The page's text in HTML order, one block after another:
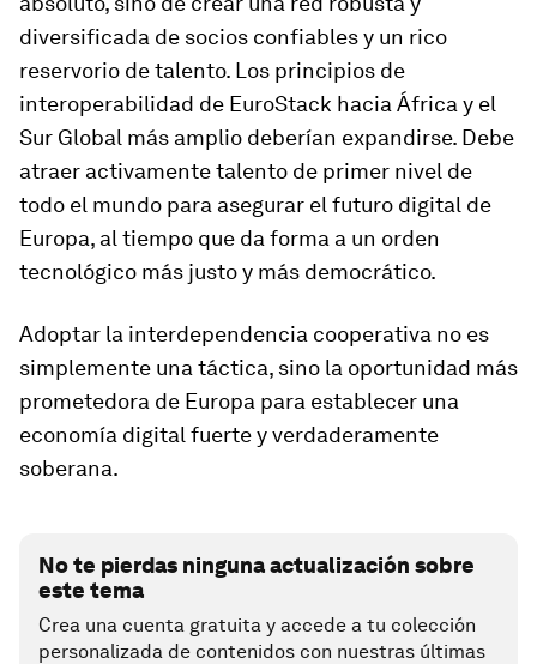
diversificada de socios confiables y un rico
reservorio de talento. Los principios de
interoperabilidad de EuroStack hacia África y el
Sur Global más amplio deberían expandirse. Debe
atraer activamente talento de primer nivel de
todo el mundo para asegurar el futuro digital de
Europa, al tiempo que da forma a un orden
tecnológico más justo y más democrático.
Adoptar la interdependencia cooperativa no es
simplemente una táctica, sino la oportunidad más
prometedora de Europa para establecer una
economía digital fuerte y verdaderamente
soberana.
No te pierdas ninguna actualización sobre
este tema
Crea una cuenta gratuita y accede a tu colección
personalizada de contenidos con nuestras últimas